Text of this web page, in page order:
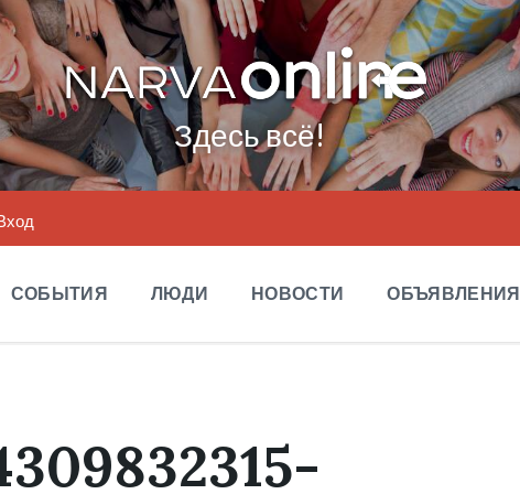
Здесь всё!
СОБЫТИЯ ЛЮДИ НОВОСТИ ОБЪЯВЛЕНИЯ